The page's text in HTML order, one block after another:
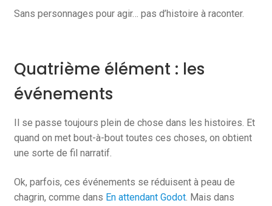
Sans personnages pour agir… pas d’histoire à raconter.
Quatrième élément : les
événements
Il se passe toujours plein de chose dans les histoires. Et
quand on met bout-à-bout toutes ces choses, on obtient
une sorte de fil narratif.
Ok, parfois, ces événements se réduisent à peau de
chagrin, comme dans En attendant Godot. Mais dans